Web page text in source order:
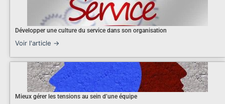
Développer une culture du service dans son organisation
Voir l'article →
Mieux gérer les tensions au sein d’une équipe